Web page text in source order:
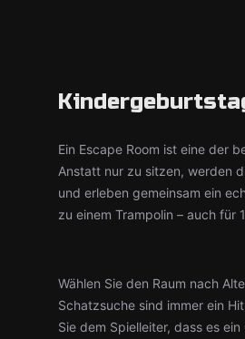
Ein Escape Room ist eine der
Anstatt nur zu sitzen, werden
und erleben gemeinsam ein
zu einem Trampolin – auch für
Wählen Sie den Raum nach
Schatzsuche sind immer ein
Sie dem Spielleiter, dass es